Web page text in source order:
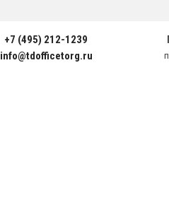
+7 (495) 212-1239
info@tdofficetorg.ru